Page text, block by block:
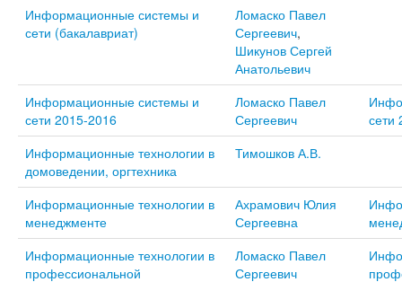
Информационные системы и
сети (бакалавриат)
Ломаско Павел
Сергеевич,
Шикунов Сергей
Анатольевич
Информационные системы и
сети 2015-2016
Ломаско Павел
Сергеевич
сети
Информационные технологии в
домоведении, оргтехника
Тимошков А.В.
Информационные технологии в
менеджменте
Ахрамович Юлия
Сергеевна
Информационные технологии в
профессиональной
Ломаско Павел
Сергеевич